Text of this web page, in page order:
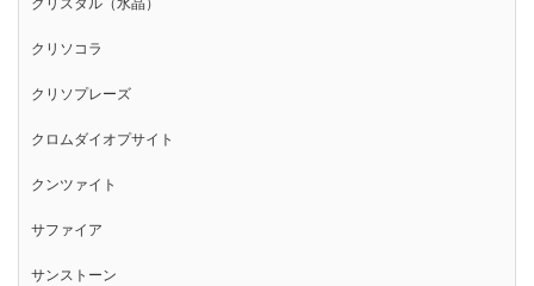
クリスタル（水晶）
クリソコラ
クリソプレーズ
クロムダイオプサイト
クンツァイト
サファイア
サンストーン